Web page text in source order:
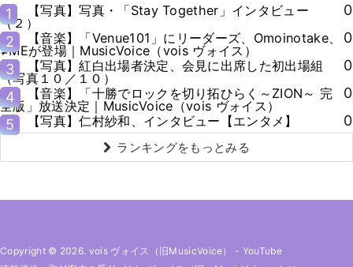
1
【写真】写真・「Stay Together」インタビュー
（２）
0
2
【音楽】「Venue101」にリーダーズ、Omoinotake、
≠MEが登場｜MusicVoice（vois ヴォイス）
0
3
【写真】紅白出場者決定、会見に出席した初出場組
（写真１０／１０）
0
4
【音楽】「十勝でロックを切り拓ひらく～ZION～ 完
全版」放送決定｜MusicVoice（vois ヴォイス）
0
5
【写真】仁村紗和、インタビュー【エンタメ】 0
ランキングをもっとみる
Copyright © 2026. vois ヴォイス（旧MusicVoice） - YouTube